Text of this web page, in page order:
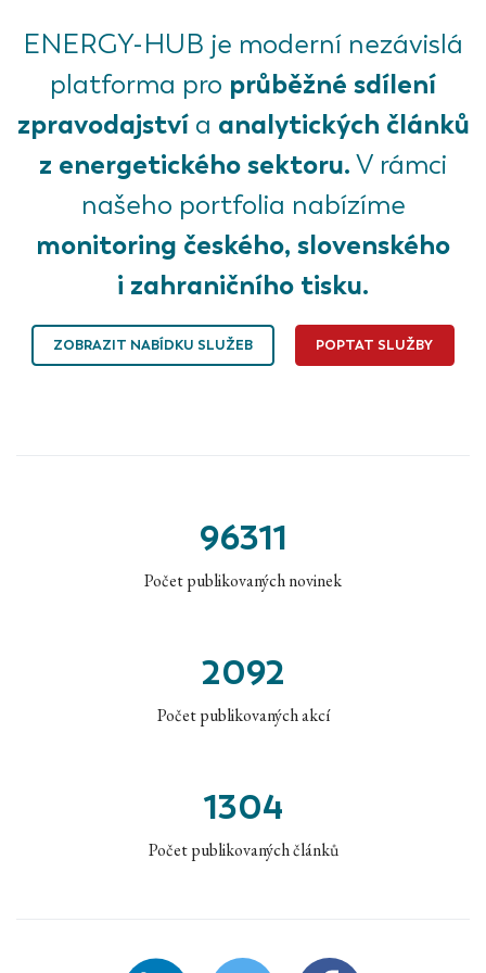
ENERGY-HUB je moderní nezávislá
platforma pro průběžné sdílení
zpravodajstvía analytických článků
z energetického sektoru. V rámci
našeho portfolia nabízíme
monitoring českého, slovenského
i zahraničního tisku.
ZOBRAZIT NABÍDKU SLUŽEB POPTAT SLUŽBY
96311
Počet publikovaných novinek
2092
Počet publikovaných akcí
1304
Počet publikovaných článků